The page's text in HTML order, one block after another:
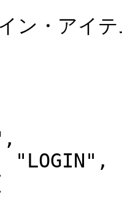
ン・アイ